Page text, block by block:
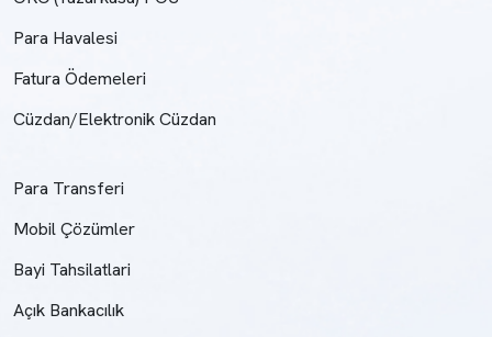
Para Havalesi
Fatura Ödemeleri
Cüzdan/Elektronik Cüzdan
Para Transferi
Mobil Çözümler
Bayi Tahsilatlari
Açık Bankacılık